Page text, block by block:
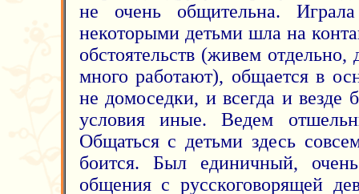
не очень общительна.
некоторыми детьми шла на
обстоятельств (живем
много работают), общается в
не домоседки, и всегда и везде
условия иные. Ведем
Общаться с детьми здесь
боится. Был единичный,
общения с русскоговорящей